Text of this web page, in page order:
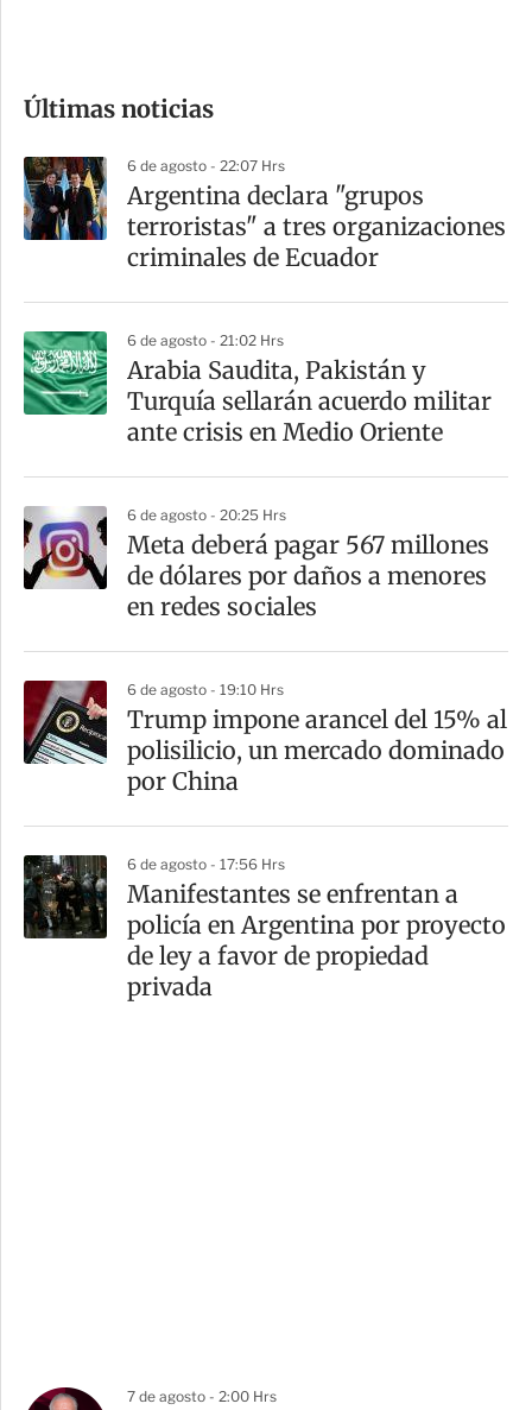
m
a
r
t
Últimas noticias
6 de agosto - 22:07 Hrs
Argentina declara "grupos
terroristas" a tres organizaciones
criminales de Ecuador
6 de agosto - 21:02 Hrs
Arabia Saudita, Pakistán y
Turquía sellarán acuerdo militar
ante crisis en Medio Oriente
6 de agosto - 20:25 Hrs
Meta deberá pagar 567 millones
de dólares por daños a menores
en redes sociales
6 de agosto - 19:10 Hrs
Trump impone arancel del 15% al
polisilicio, un mercado dominado
por China
6 de agosto - 17:56 Hrs
Manifestantes se enfrentan a
policía en Argentina por proyecto
de ley a favor de propiedad
privada
7 de agosto - 2:00 Hrs